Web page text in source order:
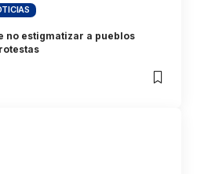
no estigmatizar a pueblos